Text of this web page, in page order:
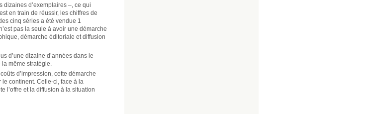
dizaines d’exemplaires –, ce qui
en train de réussir, les chiffres de
cinq séries a été vendue 1
pas la seule à avoir une démarche
démarche éditoriale et diffusion
d’une dizaine d’années dans le
même stratégie.
d’impression, cette démarche
le continent. Celle-ci, face à la
l’offre et la diffusion à la situation